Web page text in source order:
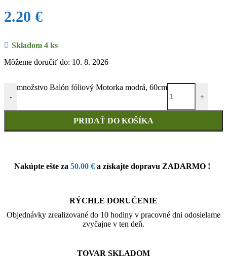
2.20 €
Skladom 4 ks
Môžeme doručiť do: 10. 8. 2026
-
množstvo Balón fóliový Motorka modrá, 60cm
+
PRIDAŤ DO KOŠÍKA
Nakúpte ešte za 50.00 € a získajte dopravu ZADARMO !
RÝCHLE DORUČENIE
Objednávky zrealizované do 10 hodiny v pracovné dni odosielame
zvyčajne v ten deň.
TOVAR SKLADOM